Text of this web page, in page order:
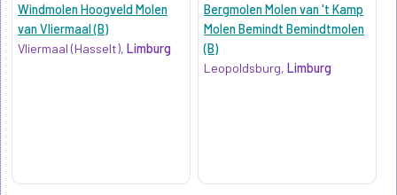
Windmolen Hoogveld Molen
van Vliermaal (B)
Vliermaal (Hasselt), Limburg
Bergmolen Molen van 't Kamp
Molen Bemindt Bemindtmolen
(B)
Leopoldsburg,Limburg